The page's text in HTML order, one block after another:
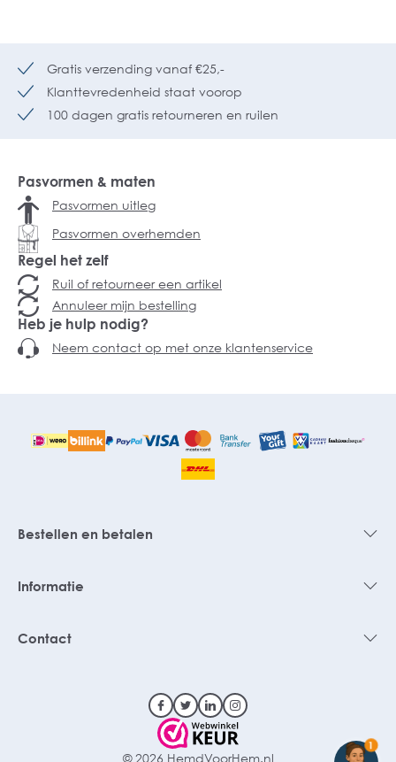
Gratis verzending vanaf €25,-
Klanttevredenheid staat voorop
100 dagen gratis retourneren en ruilen
Pasvormen & maten
Pasvormen uitleg
Pasvormen overhemden
Regel het zelf
Ruil of retourneer een artikel
Annuleer mijn bestelling
Heb je hulp nodig?
Neem contact op met onze klantenservice
Bestellen en betalen
Informatie
Contact
© 2026 HemdVoorHem.nl
1